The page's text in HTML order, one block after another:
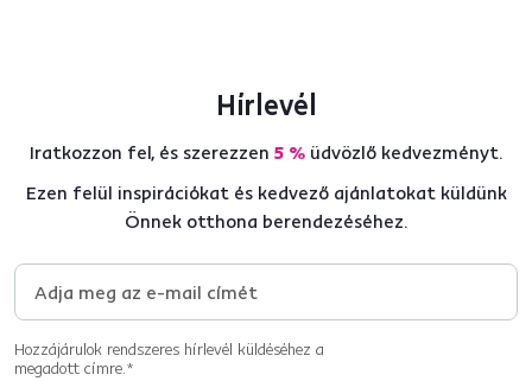
Hírlevél
Iratkozzon fel, és szerezzen 5 %üdvözlő kedvezményt.
Ezen felül inspirációkat és kedvező ajánlatokat küldünk
Önnek otthona berendezéséhez.
Hozzájárulok rendszeres hírlevél küldéséhez a
megadott címre.*